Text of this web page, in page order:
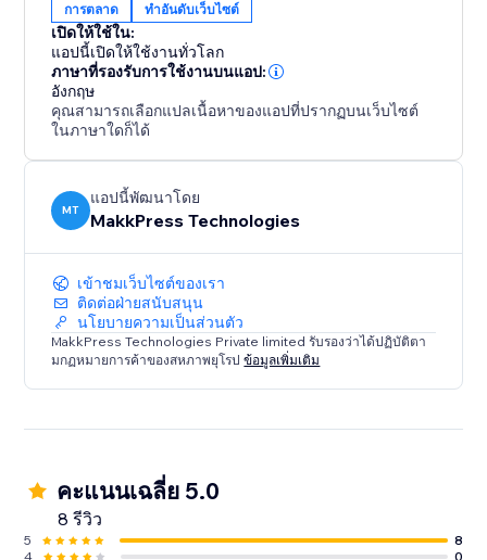
No SEO degree. No extra software. No headaches.
Your storefront on Google deserves better. Give it the
upgrade it's been waiting for.
46% of all Google searches are local. If your GBP isn't
optimized, you're losing customers to competitors
every day.
การตลาด ทำอันดับเว็บไซต์
เปิดให้ใช้ใน:
แอปนี้เปิดให้ใช้งานทั่วโลก
ภาษาที่รองรับการใช้งานบนแอป:
อังกฤษ
คุณสามารถเลือกแปลเนื้อหาของแอปที่ปรากฏบนเว็บไซต์
ในภาษาใดก็ได้
MT
แอปนี้พัฒนาโดย
MakkPress Technologies
เข้าชมเว็บไซต์ของเรา
ติดต่อฝ่ายสนับสนุน
นโยบายความเป็นส่วนตัว
MakkPress Technologies Private limited รับรองว่าได้ปฏิบัติตา
มกฏหมายการค้าของสหภาพยุโรปข้อมูลเพิ่มเติม
คะแนนเฉลี่ย 5.0
8 รีวิว
5
8
4
0